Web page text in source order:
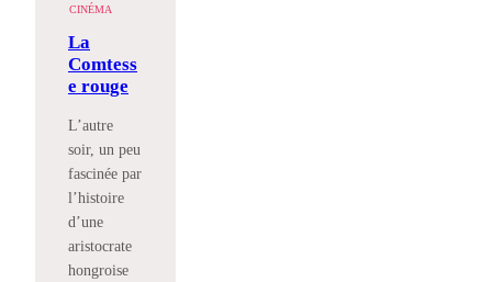
CINÉMA
La
Comtess
e rouge
L’autre
soir, un peu
fascinée par
l’histoire
d’une
aristocrate
hongroise